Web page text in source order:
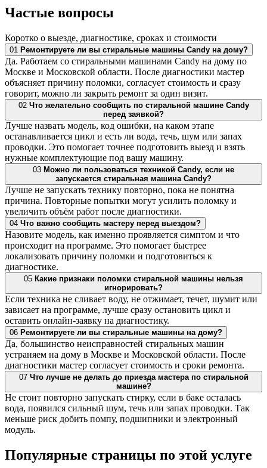
Частые вопросы
Коротко о выезде, диагностике, сроках и стоимости
01 Ремонтируете ли вы стиральные машины Candy на дому?
Да. Работаем со стиральными машинами Candy на дому по
Москве и Московской области. После диагностики мастер
объясняет причину поломки, согласует стоимость и сразу
говорит, можно ли закрыть ремонт за один визит.
02 Что желательно сообщить по стиральной машине Candy
перед заявкой?
Лучше назвать модель, код ошибки, на каком этапе
останавливается цикл и есть ли вода, течь, шум или запах
проводки. Это помогает точнее подготовить выезд и взять
нужные комплектующие под вашу машину.
03 Можно ли пользоваться техникой Candy, если не
запускается стиральная машина Candy?
Лучше не запускать технику повторно, пока не понятна
причина. Повторные попытки могут усилить поломку и
увеличить объём работ после диагностики.
04 Что важно сообщить мастеру перед выездом?
Назовите модель, как именно проявляется симптом и что
происходит на программе. Это помогает быстрее
локализовать причину поломки и подготовиться к
диагностике.
05 Какие признаки поломки стиральной машины нельзя
игнорировать?
Если техника не сливает воду, не отжимает, течет, шумит или
зависает на программе, лучше сразу остановить цикл и
оставить онлайн-заявку на диагностику.
06 Ремонтируете ли вы стиральные машины на дому?
Да, большинство неисправностей стиральных машин
устраняем на дому в Москве и Московской области. После
диагностики мастер согласует стоимость и сроки ремонта.
07 Что лучше не делать до приезда мастера по стиральной
машине?
Не стоит повторно запускать стирку, если в баке осталась
вода, появился сильный шум, течь или запах проводки. Так
меньше риск добить помпу, подшипники и электронный
модуль.
Популярные страницы по этой услуге